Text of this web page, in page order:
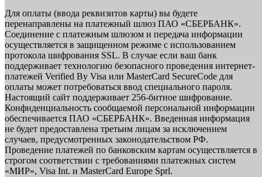
Для оплаты (ввода реквизитов карты) вы будете
перенаправлены на платежный шлюз ПАО «СБЕРБАНК».
Соединение с платежным шлюзом и передача информации
осуществляется в защищенном режиме с использованием
протокола шифрования SSL. В случае если ваш банк
поддерживает технологию безопасного проведения интернет-
платежей Verified By Visa или MasterCard SecureCode для
оплаты может потребоваться ввод специального пароля.
Настоящий сайт поддерживает 256-битное шифрование.
Конфиденциальность сообщаемой персональной информации
обеспечивается ПАО «СБЕРБАНК». Введенная информация
не будет предоставлена третьим лицам за исключением
случаев, предусмотренных законодательством РФ.
Проведение платежей по банковским картам осуществляется в
строгом соответствии с требованиями платежных систем
«МИР», Visa Int. и MasterCard Europe Sprl.